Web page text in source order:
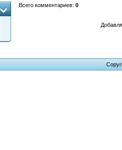
Всего комментариев:0